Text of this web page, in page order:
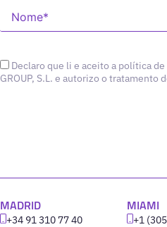
Declaro que li e aceito a política de
GROUP, S.L. e autorizo o tratamento
MADRID
+34 91 310 77 40
MIAMI
+1